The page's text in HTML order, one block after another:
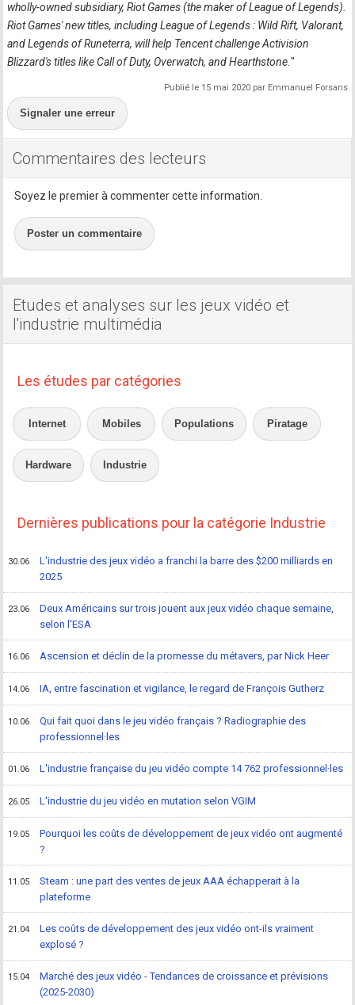
wholly-owned subsidiary, Riot Games (the maker of League of Legends).
Riot Games' new titles, including League of Legends : Wild Rift, Valorant,
and Legends of Runeterra, will help Tencent challenge Activision
Blizzard's titles like Call of Duty, Overwatch, and Hearthstone."
Publié le 15 mai 2020 par Emmanuel Forsans
Signaler une erreur
Commentaires des lecteurs
Soyez le premier à commenter cette information.
Poster un commentaire
Etudes et analyses sur les jeux vidéo et
l'industrie multimédia
Les études par catégories
Internet Mobiles Populations Piratage
Hardware Industrie
Dernières publications pour la catégorie Industrie
30.06
L'industrie des jeux vidéo a franchi la barre des $200 milliards en
2025
23.06
Deux Américains sur trois jouent aux jeux vidéo chaque semaine,
selon l'ESA
16.06 Ascension et déclin de la promesse du métavers, par Nick Heer
14.06 IA, entre fascination et vigilance, le regard de François Gutherz
10.06
Qui fait quoi dans le jeu vidéo français ? Radiographie des
professionnel·les
01.06 L'industrie française du jeu vidéo compte 14 762 professionnel·les
26.05 L'industrie du jeu vidéo en mutation selon VGIM
19.05
Pourquoi les coûts de développement de jeux vidéo ont augmenté
?
11.05
Steam : une part des ventes de jeux AAA échapperait à la
plateforme
21.04
Les coûts de développement des jeux vidéo ont-ils vraiment
explosé ?
15.04
Marché des jeux vidéo - Tendances de croissance et prévisions
(2025-2030)